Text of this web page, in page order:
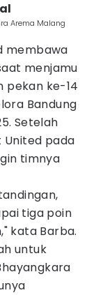
Arema Malang
membawa
menjamu
pekan ke-14
Bandung
Setelah
pada
timnya
tiga poin
kata Barba.
untuk